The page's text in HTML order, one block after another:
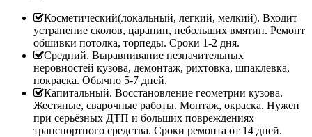
Косметический(локальный, легкий, мелкий). Входит
устранение сколов, царапин, небольших вмятин. Ремонт
обшивки потолка, торпеды. Сроки 1-2 дня.
Средний. Выравнивание незначительных
неровностей кузова, демонтаж, рихтовка, шпаклевка,
покраска. Обычно 5-7 дней.
Капитальный. Восстановление геометрии кузова.
Жестяные, сварочные работы. Монтаж, окраска. Нужен
при серьёзных ДТП и больших повреждениях
транспортного средства. Сроки ремонта от 14 дней.